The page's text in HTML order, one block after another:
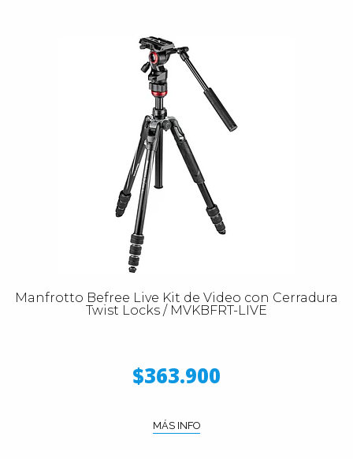
Manfrotto Befree Live Kit de Video con Cerradura
Twist Locks / MVKBFRT-LIVE
$363.900
MÁS INFO